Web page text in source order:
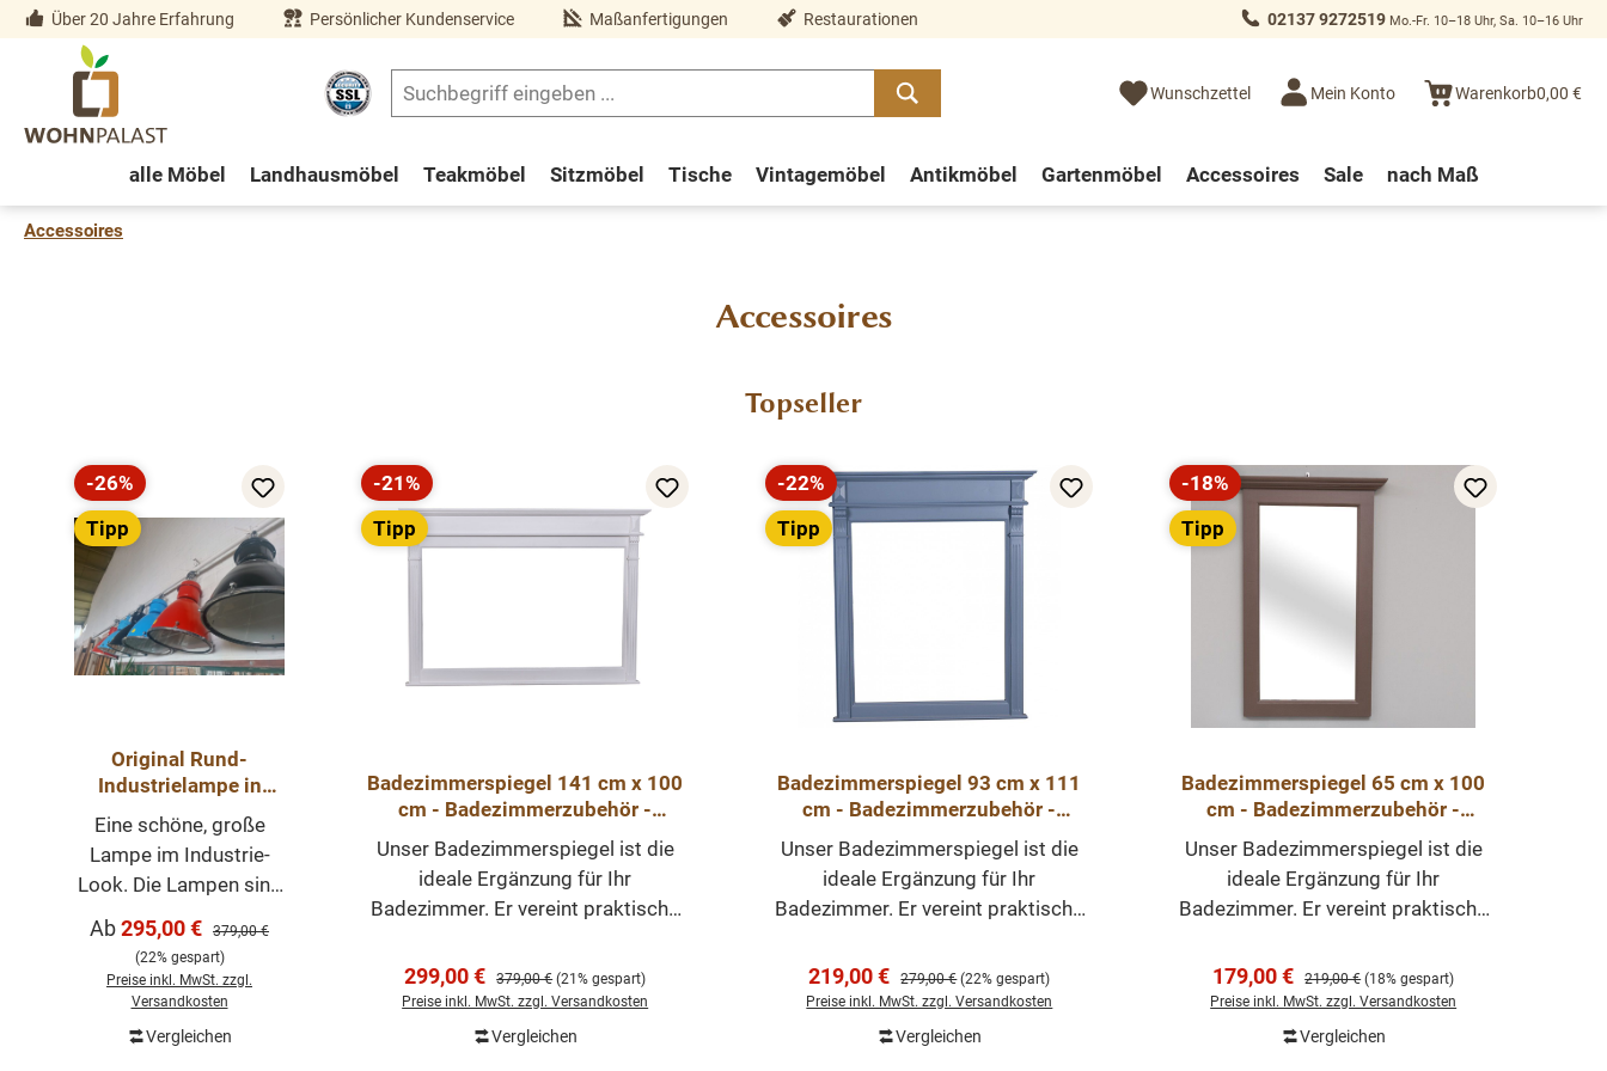
Zur Hauptnavigation springen
Über 20 Jahre Erfahrung Persönlicher Kundenservice Maßanfertigungen Restaurationen 02137 9272519 Mo.-Fr. 10–18 Uhr, Sa. 10–16 Uhr
Wunschzettel Mein Konto Warenkorb0,00 €
alle Möbel Landhausmöbel Teakmöbel Sitzmöbel Tische Vintagemöbel Antikmöbel Gartenmöbel Accessoires Sale nach Maß
Accessoires
Accessoires
Topseller
Rabatt
-26%
Tipp
Original Rund-
Industrielampe in
verschiedenen Farben
Eine schöne, große
Lampe im Industrie-
Look. Die Lampen sind
original aus alten
Industrie-Gebäuden
und wurden neu
lackiert. Modelle
(mit/ohne
Verkaufspreis:
Ab295,00 € Regulärer Preis:
379,00 €
(22% gespart)
Preise inkl. MwSt. zzgl.
Versandkosten
Vergleichen
Rabatt
-21%
Tipp
Badezimmerspiegel 141 cm x 100
cm - Badezimmerzubehör -
Badezimmermöbel
Unser Badezimmerspiegel ist die
ideale Ergänzung für Ihr
Badezimmer. Er vereint praktische
ansprechenden Design und wird aus
hochwertigem Massivholz gefertigt.
Befestigung: Der Spiegel ist in dem
Verkaufspreis:
299,00 € Regulärer Preis:
379,00 € (21% gespart)
Preise inkl. MwSt. zzgl. Versandkosten
Vergleichen
In den Warenkorb
Rabatt
-22%
Tipp
Badezimmerspiegel 93 cm x 111
cm - Badezimmerzubehör -
Badezimmermöbel
Unser Badezimmerspiegel ist die
ideale Ergänzung für Ihr
Badezimmer. Er vereint praktische
ansprechenden Design und wird aus
hochwertigem Massivholz gefertigt.
Befestigung: Der Spiegel ist in dem
Verkaufspreis:
219,00 € Regulärer Preis:
279,00 € (22% gespart)
Preise inkl. MwSt. zzgl. Versandkosten
Vergleichen
In den Warenkorb
Rabatt
-18%
Tipp
Badezimmerspiegel 65 cm x 100
cm - Badezimmerzubehör -
Badezimmermöbel
Unser Badezimmerspiegel ist die
ideale Ergänzung für Ihr
Badezimmer. Er vereint praktische
ansprechenden Design und wird aus
hochwertigem Massivholz gefertigt.
Befestigung: Der Spiegel ist in dem
Verkaufspreis:
179,00 € Regulärer Preis:
219,00 € (18% gespart)
Preise inkl. MwSt. zzgl. Versandkosten
Vergleichen
In den Warenkorb